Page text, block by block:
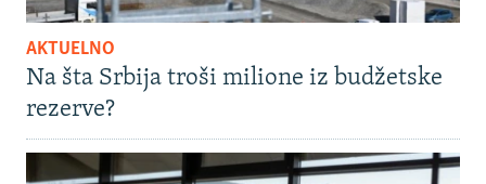
AKTUELNO
Na šta Srbija troši milione iz budžetske
rezerve?